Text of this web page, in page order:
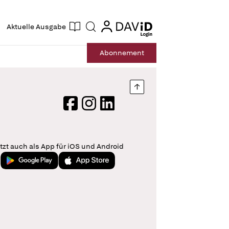
Aktuelle Ausgabe Suche login
login
Abonnement
Nach oben springen
FacebookInstagram
LinkedIn
auch als App für iOS und Android
Jetzt bei Google PlayLaden im App Store